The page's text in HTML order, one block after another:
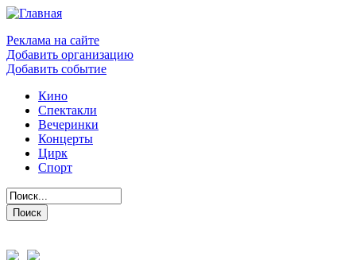
Реклама на сайте
Добавить организацию
Добавить событие
Кино
Спектакли
Вечеринки
Концерты
Цирк
Спорт